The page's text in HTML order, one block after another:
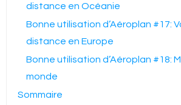
distance en Océanie
Bonne utilisation d’Aéroplan #17:
distance en Europe
Bonne utilisation d’Aéroplan #18:
monde
Sommaire